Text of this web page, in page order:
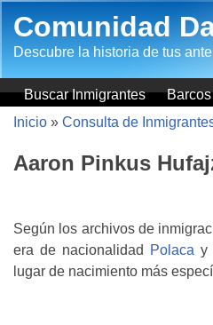
Comunidad
Descubre la historia de tus
Buscar Inmigrantes Barcos
Inicio » Consulta de
Aaron Pinkus
Según los archivos de
era de nacionalidad
Polaca y
lugar de nacimiento más